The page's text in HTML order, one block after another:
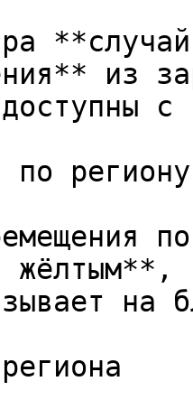
из
с
по региону
жёлтым**,
на